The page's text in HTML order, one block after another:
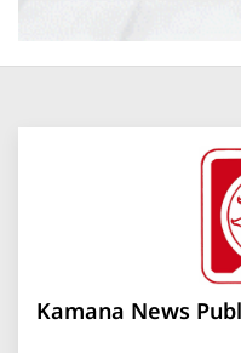
Kamana News